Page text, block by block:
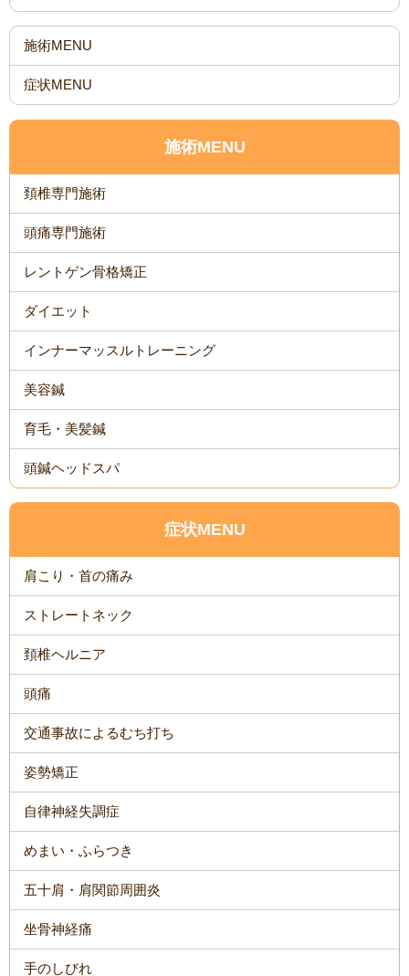
施術MENU
症状MENU
施術MENU
頚椎専門施術
頭痛専門施術
レントゲン骨格矯正
ダイエット
インナーマッスルトレーニング
美容鍼
育毛・美髪鍼
頭鍼ヘッドスパ
症状MENU
肩こり・首の痛み
ストレートネック
頚椎ヘルニア
頭痛
交通事故によるむち打ち
姿勢矯正
自律神経失調症
めまい・ふらつき
五十肩・肩関節周囲炎
坐骨神経痛
手のしびれ